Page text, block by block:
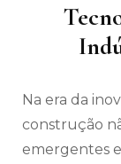
Na era da
construção
emergentes